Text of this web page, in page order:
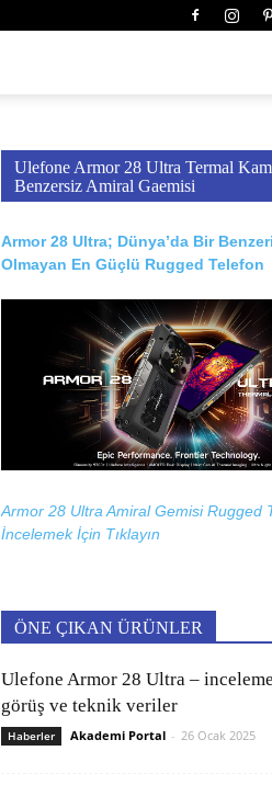
Ulefone Armor 28 Ultra Termal
Benzersiz Amiral Gaemisi
Armor 28 Ultra; Dünya’da Bir
Olmayan En Güçlü Rugged Telefon
Armor 28 Ultra Amiral Gemisi Rugged
İncelemek İçin Tıklayın
ÖNE ÇIKAN ÜRÜNLER
Ulefone Armor 28 Ultra –
görüş ve teknik veriler
Haberler Akademi Portal - 26 Ocak 2025